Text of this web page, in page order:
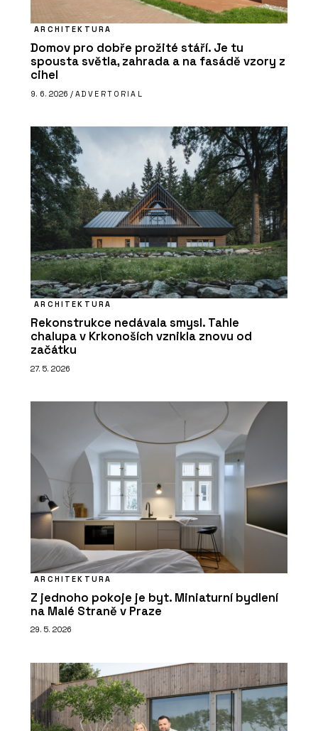
ARCHITEKTURA
Domov pro dobře prožité stáří. Je tu
spousta světla, zahrada a na fasádě vzory z
cihel
9. 6. 2026 / ADVERTORIAL
ARCHITEKTURA
Rekonstrukce nedávala smysl. Tahle
chalupa v Krkonoších vznikla znovu od
začátku
27. 5. 2026
ARCHITEKTURA
Z jednoho pokoje je byt. Miniaturní bydlení
na Malé Straně v Praze
29. 5. 2026